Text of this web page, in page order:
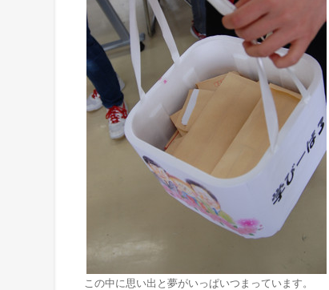
この中に思い出と夢がいっぱいつまっています。